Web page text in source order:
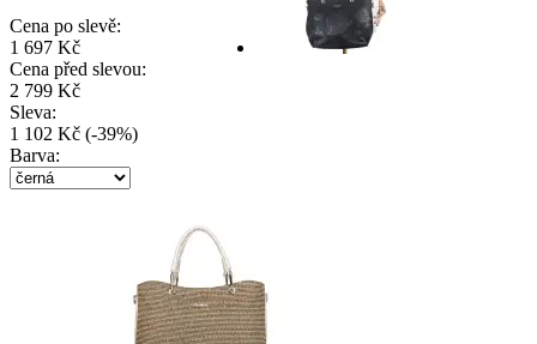
Cena po slevě:
1 697 Kč
Cena před slevou:
2 799 Kč
Sleva:
1 102 Kč (-39%)
Barva: